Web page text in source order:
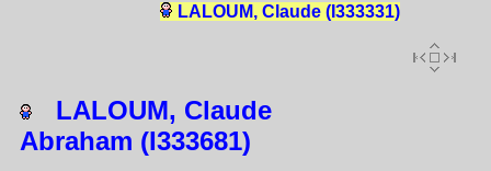
LALOUM, Claude (I333331)
LALOUM, Claude
Abraham (I333681)